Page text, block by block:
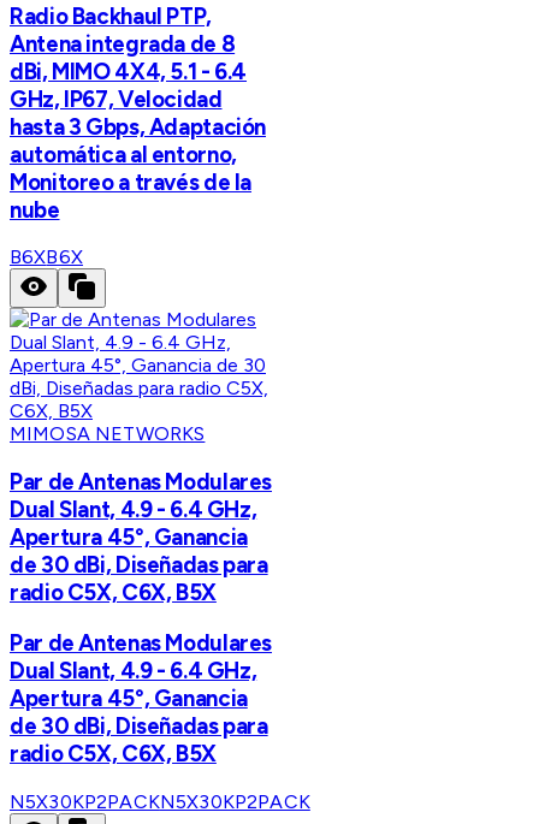
Radio Backhaul PTP,
Antena integrada de 8
dBi, MIMO 4X4, 5.1 - 6.4
GHz, IP67, Velocidad
hasta 3 Gbps, Adaptación
automática al entorno,
Monitoreo a través de la
nube
B6XB6X
MIMOSA NETWORKS
Par de Antenas Modulares
Dual Slant, 4.9 - 6.4 GHz,
Apertura 45°, Ganancia
de 30 dBi, Diseñadas para
radio C5X, C6X, B5X
Par de Antenas Modulares
Dual Slant, 4.9 - 6.4 GHz,
Apertura 45°, Ganancia
de 30 dBi, Diseñadas para
radio C5X, C6X, B5X
N5X30KP2PACKN5X30KP2PACK